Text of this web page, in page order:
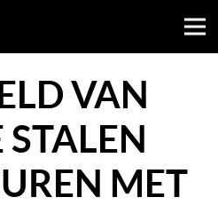
VAN
STALEN
MET